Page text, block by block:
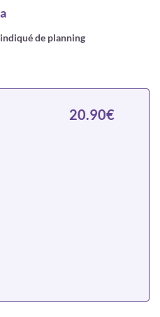
de planning
20.90€